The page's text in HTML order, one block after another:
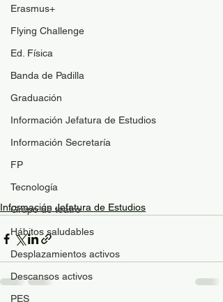
Erasmus+
Flying Challenge
Ed. Física
Banda de Padilla
Graduación
Información Jefatura de Estudios
Información Secretaría
FP
Tecnología
Grupo de teatro
Hábitos saludables
Desplazamientos activos
Descansos activos
PES
Información Jefatura de Estudios